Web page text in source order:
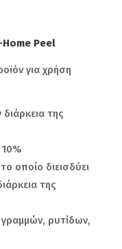
Peel
για χρήση
της
οποίο διεισδύει
της
ρυτίδων,